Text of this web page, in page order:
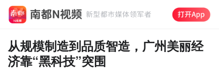
从规模制造到品质智造，广州美丽经
济靠“黑科技”突围